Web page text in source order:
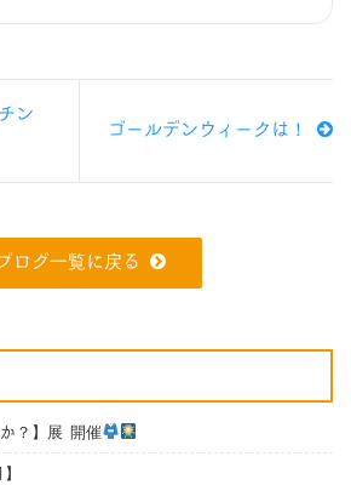
ン
ゴールデンウィークは！
ログ一覧に戻る
か？】展 開催